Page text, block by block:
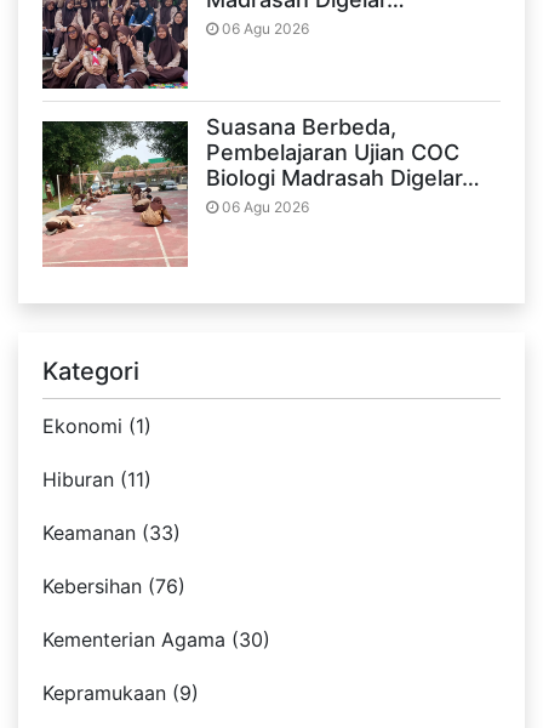
06 Agu 2026
Suasana Berbeda,
Pembelajaran Ujian COC
Biologi Madrasah Digelar…
06 Agu 2026
Kategori
Ekonomi (1)
Hiburan (11)
Keamanan (33)
Kebersihan (76)
Kementerian Agama (30)
Kepramukaan (9)